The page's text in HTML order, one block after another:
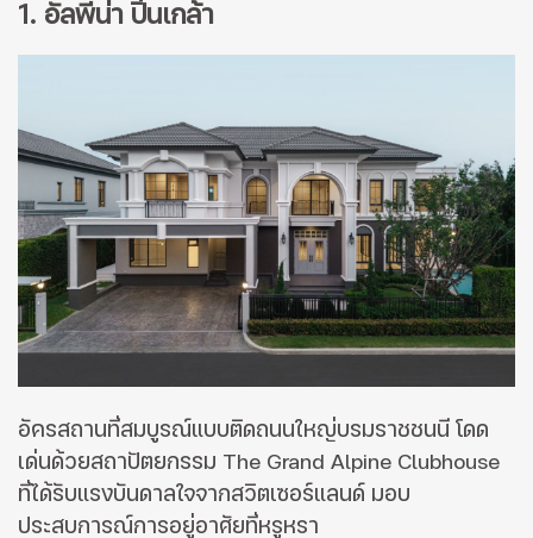
1. อัลพีน่า ปิ่นเกล้า
อัครสถานที่สมบูรณ์แบบติดถนนใหญ่บรมราชชนนี โดด
เด่นด้วยสถาปัตยกรรม The Grand Alpine Clubhouse
ที่ได้รับแรงบันดาลใจจากสวิตเซอร์แลนด์ มอบ
ประสบการณ์การอยู่อาศัยที่หรูหรา